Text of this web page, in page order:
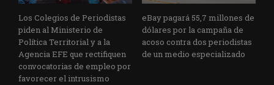
Los Colegios de Periodistas
piden al Ministerio de
Política Territorial y a la
Agencia EFE que rectifiquen
convocatorias de empleo por
favorecer el intrusismo
eBay pagará 55,7 millones de
dólares por la campaña de
acoso contra dos periodistas
de un medio especializado